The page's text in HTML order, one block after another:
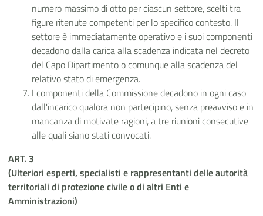
numero massimo di otto per ciascun settore, scelti tra
figure ritenute competenti per lo specifico contesto. Il
settore è immediatamente operativo e i suoi componenti
decadono dalla carica alla scadenza indicata nel decreto
del Capo Dipartimento o comunque alla scadenza del
relativo stato di emergenza.
I componenti della Commissione decadono in ogni caso
dall'incarico qualora non partecipino, senza preavviso e in
mancanza di motivate ragioni, a tre riunioni consecutive
alle quali siano stati convocati.
ART. 3
(Ulteriori esperti, specialisti e rappresentanti delle autorità
territoriali di protezione civile o di altri Enti e
Amministrazioni)